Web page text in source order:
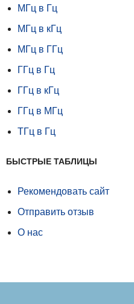
МГц в Гц
МГц в кГц
МГц в ГГц
ГГц в Гц
ГГц в кГц
ГГц в МГц
ТГц в Гц
БЫСТРЫЕ ТАБЛИЦЫ
Рекомендовать сайт
Отправить отзыв
О нас